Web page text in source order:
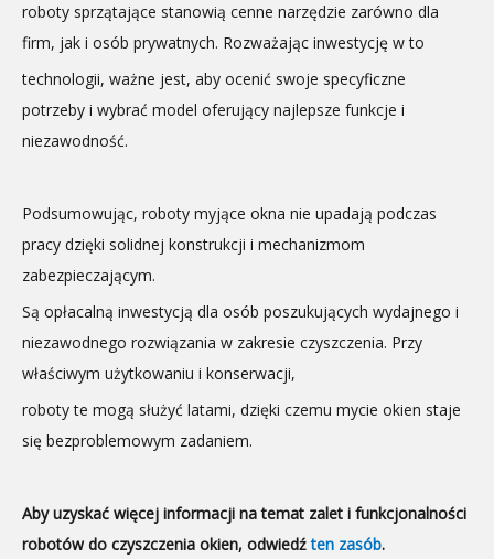
roboty sprzątające stanowią cenne narzędzie zarówno dla
firm, jak i osób prywatnych. Rozważając inwestycję w to
technologii, ważne jest, aby ocenić swoje specyficzne
potrzeby i wybrać model oferujący najlepsze funkcje i
niezawodność.
Podsumowując, roboty myjące okna nie upadają podczas
pracy dzięki solidnej konstrukcji i mechanizmom
zabezpieczającym.
Są opłacalną inwestycją dla osób poszukujących wydajnego i
niezawodnego rozwiązania w zakresie czyszczenia. Przy
właściwym użytkowaniu i konserwacji,
roboty te mogą służyć latami, dzięki czemu mycie okien staje
się bezproblemowym zadaniem.
Aby uzyskać więcej informacji na temat zalet i funkcjonalności
robotów do czyszczenia okien, odwiedźten zasób.